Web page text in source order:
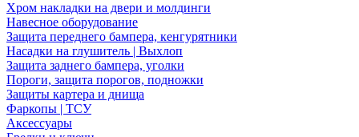
Хром накладки на двери и молдинги
Навесное оборудование
Защита переднего бампера, кенгурятники
Насадки на глушитель | Выхлоп
Защита заднего бампера, уголки
Пороги, защита порогов, подножки
Защиты картера и днища
Фаркопы | ТСУ
Аксессуары